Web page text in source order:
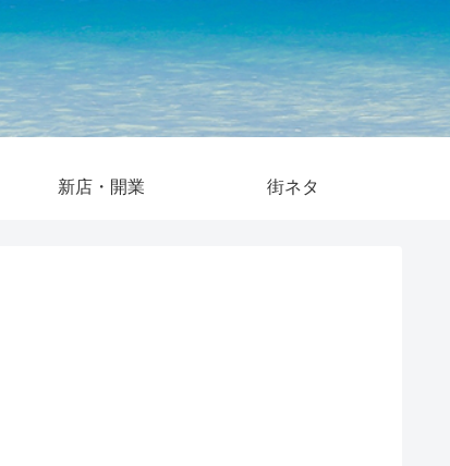
新店・開業 街ネタ